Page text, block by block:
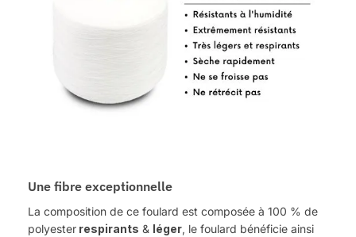
Une fibre exceptionnelle
La composition de ce foulard est composée à 100 % de
polyester respirants & léger, le foulard bénéficie ainsi